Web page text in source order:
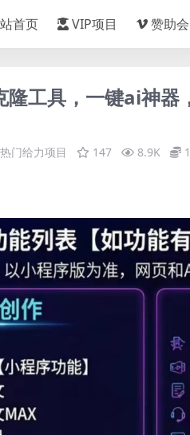
首页 VIP项目 赞助
隆工具，一键ai神
热门给力项目 147 8.9K